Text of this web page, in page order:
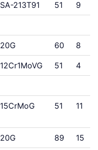
SA-213T91 51 9
20G 60 8
12Cr1MoVG 51 4
15CrMoG 51 11
20G 89 15